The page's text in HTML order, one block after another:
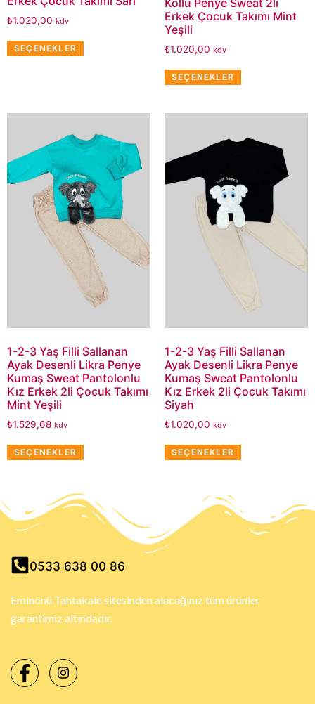
₺1.020,00 kdv
SEÇENEKLER
Kollu Penye Sweat 2li
Erkek Çocuk Takımı Mint
Yeşili
₺1.020,00 kdv
SEÇENEKLER
1-2-3 Yaş Filli Sallanan
Ayak Desenli Likra Penye
Kumaş Sweat Pantolonlu
Kız Erkek 2li Çocuk Takımı
Mint Yeşili
₺1.529,68 kdv
SEÇENEKLER
1-2-3 Yaş Filli Sallanan
Ayak Desenli Likra Penye
Kumaş Sweat Pantolonlu
Kız Erkek 2li Çocuk Takımı
Siyah
₺1.020,00 kdv
SEÇENEKLER
0533 638 00 86
Eminönü Tahtakale sitesinden alacağınız tüm ürünler
garantimiz altındadır.